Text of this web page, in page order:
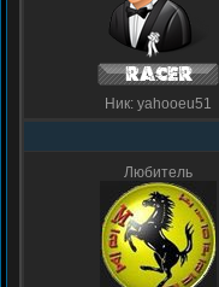
Ник: yahooeu51
Любитель